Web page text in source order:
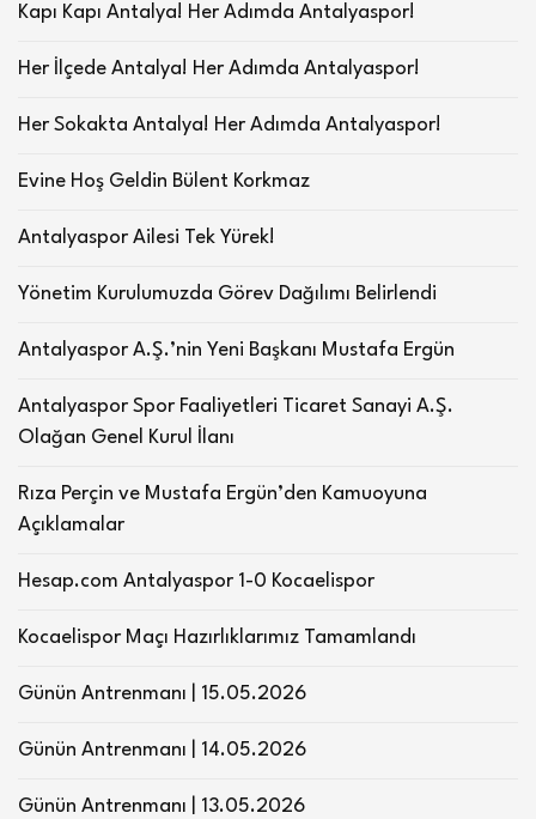
Kapı Kapı Antalya! Her Adımda Antalyaspor!
Her İlçede Antalya! Her Adımda Antalyaspor!
Her Sokakta Antalya! Her Adımda Antalyaspor!
Evine Hoş Geldin Bülent Korkmaz
Antalyaspor Ailesi Tek Yürek!
Yönetim Kurulumuzda Görev Dağılımı Belirlendi
Antalyaspor A.Ş.’nin Yeni Başkanı Mustafa Ergün
Antalyaspor Spor Faaliyetleri Ticaret Sanayi A.Ş.
Olağan Genel Kurul İlanı
Rıza Perçin ve Mustafa Ergün’den Kamuoyuna
Açıklamalar
Hesap.com Antalyaspor 1-0 Kocaelispor
Kocaelispor Maçı Hazırlıklarımız Tamamlandı
Günün Antrenmanı | 15.05.2026
Günün Antrenmanı | 14.05.2026
Günün Antrenmanı | 13.05.2026